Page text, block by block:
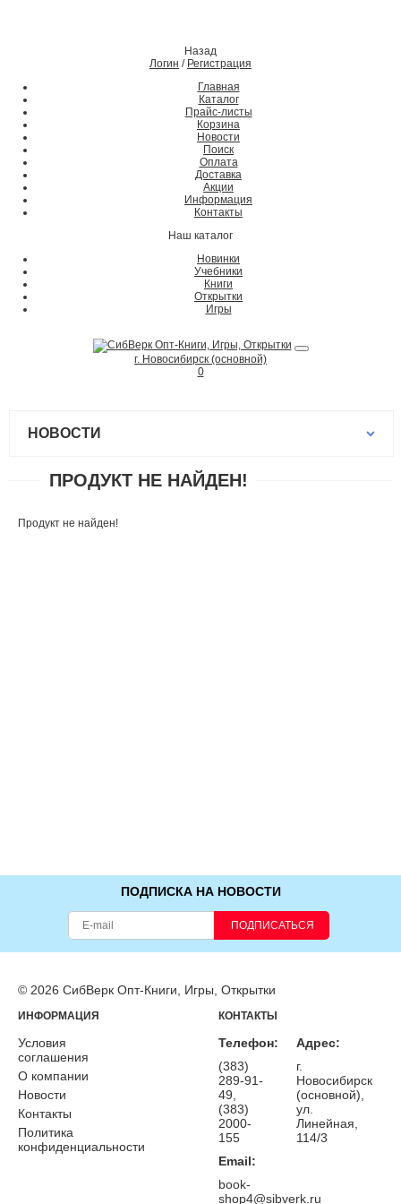
Назад
Логин / Регистрация
Главная
Каталог
Прайс-листы
Корзина
Новости
Поиск
Оплата
Доставка
Акции
Информация
Контакты
Наш каталог
Новинки
Учебники
Книги
Открытки
Игры
г. Новосибирск (основной)
0
НОВОСТИ
ПРОДУКТ НЕ НАЙДЕН!
Продукт не найден!
ПОДПИСКА НА НОВОСТИ
ПОДПИСАТЬСЯ
© 2026 СибВерк Опт-Книги, Игры, Открытки
ИНФОРМАЦИЯ
Условия
соглашения
О компании
Новости
Контакты
Политика
конфиденциальности
КОНТАКТЫ
Телефон:
(383)
289-91-
49,
(383)
2000-
155
Email:
book-
shop4@sibverk.ru
Адрес:
г.
Новосибирск
(основной),
ул.
Линейная,
114/3